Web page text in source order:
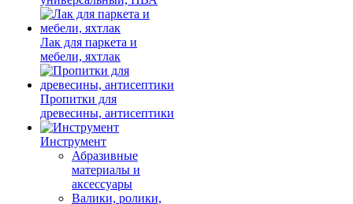
Лак для паркета и
мебели, яхтлак
Пропитки для
древесины, антисептики
Инструмент
Абразивные
материалы и
аксессуары
Валики, ролики,